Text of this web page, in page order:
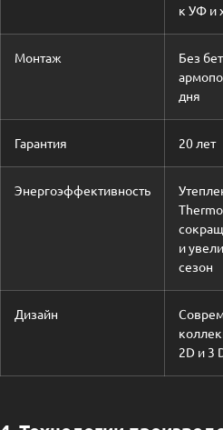
к УФ и
Монтаж
Без
дня
Гарантия 20 лет
Энергоэффективность
и
сезон
Дизайн
2D и 3